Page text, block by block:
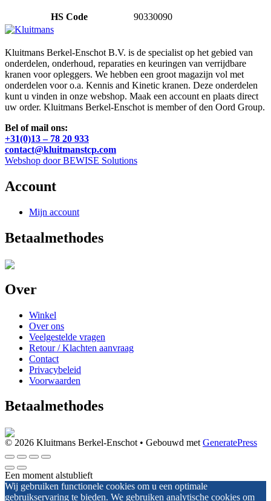
HS Code 90330090
Kluitmans Berkel-Enschot B.V. is de specialist op het gebied van
onderdelen, onderhoud, reparaties en keuringen van verrijdbare
kranen voor opleggers. We hebben een groot magazijn vol met
onderdelen voor o.a. Kennis and Kinetic kranen. Deze onderdelen
kunt u vinden in onze webshop. Maak een account en plaats direct
uw order. Kluitmans Berkel-Enschot is member of den Oord Group.
Bel of mail ons:
+31(0)13 – 78 20 933
contact@kluitmanstcp.com
Webshop door BEWISE Solutions
Account
Mijn account
Betaalmethodes
Over
Winkel
Over ons
Veelgestelde vragen
Retour / Klachten aanvraag
Contact
Privacybeleid
Voorwaarden
Betaalmethodes
© 2026 Kluitmans Berkel-Enschot • Gebouwd met GeneratePress
Een moment alstublieft
Wij gebruiken functionele cookies om u een optimale
gebruikservaring te bieden. We gebruiken analytische cookies om